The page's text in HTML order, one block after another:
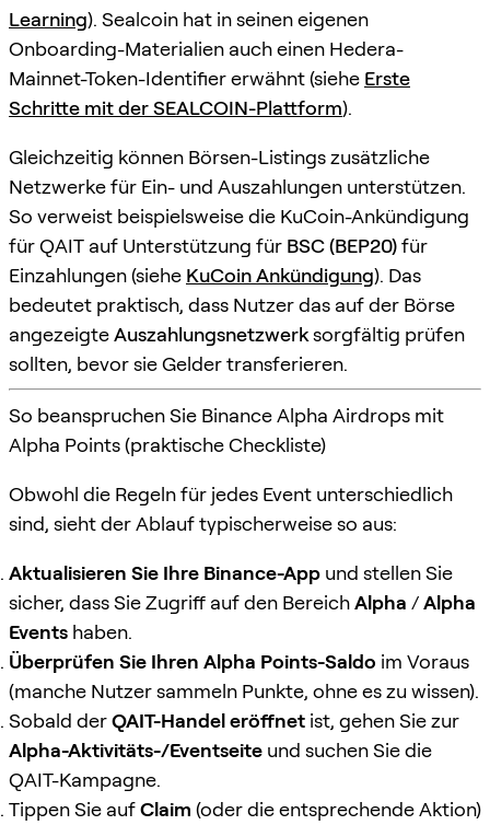
Learning). Sealcoin hat in seinen eigenen
Onboarding-Materialien auch einen Hedera-
Mainnet-Token-Identifier erwähnt (siehe Erste
Schritte mit der SEALCOIN-Plattform).
Gleichzeitig können Börsen-Listings zusätzliche
Netzwerke für Ein- und Auszahlungen unterstützen.
So verweist beispielsweise die KuCoin-Ankündigung
für QAIT auf Unterstützung für BSC (BEP20)für
Einzahlungen (siehe KuCoin Ankündigung). Das
bedeutet praktisch, dass Nutzer das auf der Börse
angezeigteAuszahlungsnetzwerksorgfältig prüfen
sollten, bevor sie Gelder transferieren.
So beanspruchen Sie Binance Alpha Airdrops mit
Alpha Points (praktische Checkliste)
Obwohl die Regeln für jedes Event unterschiedlich
sind, sieht der Ablauf typischerweise so aus:
Aktualisieren Sie Ihre Binance-App und stellen Sie
sicher, dass Sie Zugriff auf den BereichAlpha /Alpha
Events haben.
Überprüfen Sie Ihren Alpha Points-Saldo im Voraus
(manche Nutzer sammeln Punkte, ohne es zu wissen).
Sobald derQAIT-Handel eröffnet ist, gehen Sie zur
Alpha-Aktivitäts-/Eventseite und suchen Sie die
QAIT-Kampagne.
Tippen Sie aufClaim (oder die entsprechende Aktion)